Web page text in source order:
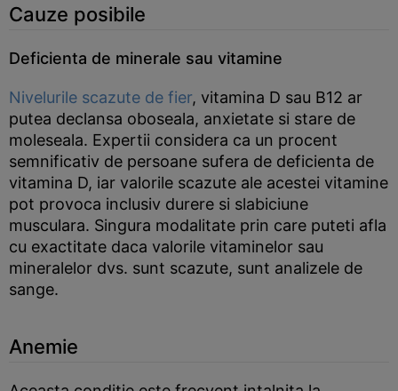
Cauze posibile
Deficienta de minerale sau vitamine
Nivelurile scazute de fier, vitamina D sau B12 ar
putea declansa oboseala, anxietate si stare de
moleseala. Expertii considera ca un procent
semnificativ de persoane sufera de deficienta de
vitamina D, iar valorile scazute ale acestei vitamine
pot provoca inclusiv durere si slabiciune
musculara. Singura modalitate prin care puteti afla
cu exactitate daca valorile vitaminelor sau
mineralelor dvs. sunt scazute, sunt analizele de
sange.
Anemie